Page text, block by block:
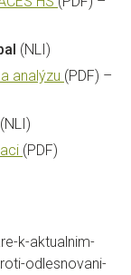
(NLI)
analýzu (PDF) –
(NLI)
(PDF)
k-aktualnim-
odlesnovani-